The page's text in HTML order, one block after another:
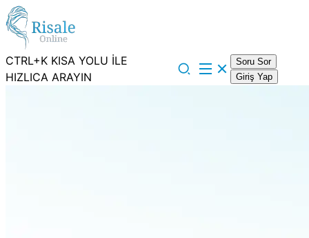
CTRL+K KISA YOLU İLE
HIZLICA ARAYIN
Soru Sor
Giriş Yap